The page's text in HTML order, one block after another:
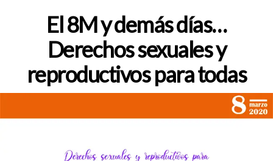
entrada
El 8M y demás días…
Derechos sexuales y
reproductivos para todas